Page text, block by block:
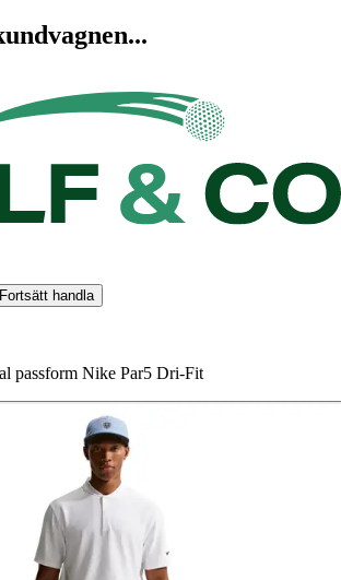
Fortsätt handla
passform Nike Par5 Dri-Fit